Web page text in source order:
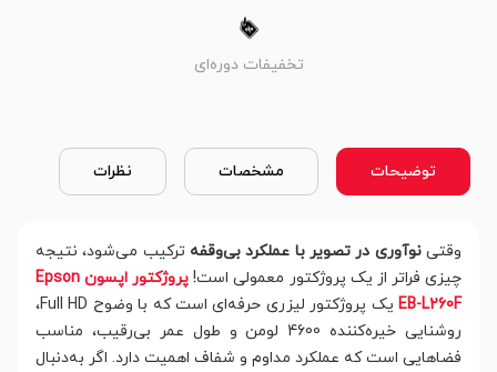
تخفیفات دوره‌ای
توضیحات مشخصات نظرات
وقتینوآوری در تصویر با عملکرد بی‌وقفه ترکیب می‌شود، نتیجه
چیزی فراتر از یک پروژکتور معمولی است!
پروژکتور اپسون Epson
EB-L260F
یک پروژکتور لیزری حرفه‌ای است که با وضوح Full HD،
روشنایی خیره‌کننده 4600 لومن و طول عمر بی‌رقیب، مناسب
فضاهایی است که عملکرد مداوم و شفاف اهمیت دارد. اگر به‌دنبال